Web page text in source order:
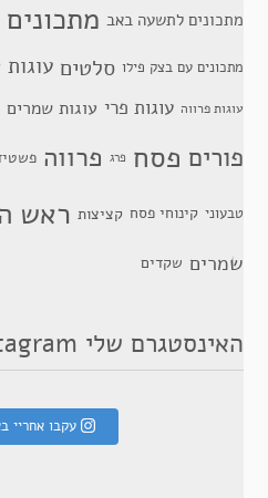
מתכונים לתשעה באב
מתכונים עם בצק פילו סלטים עוגות
עוגות פרווה עוגות פרי עוגות שמרים
פורים פסח פרג פרווה
טבעוני קינוחי פסח קציצות ראש
שמרים שקדים
האינסטגרם שלי My Instagram
עקבו אחריי